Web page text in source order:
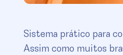
Sistema prático para
Assim como muitos